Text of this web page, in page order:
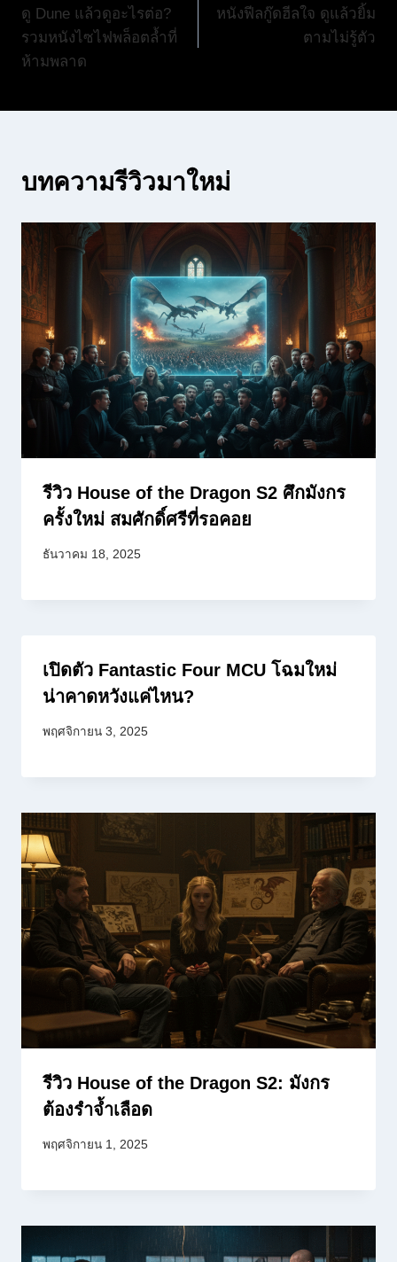
เรื่อง
ดู Dune แล้วดูอะไรต่อ?
รวมหนังไซไฟพล็อตล้ำที่
ห้ามพลาด
หนังฟีลกู๊ดฮีลใจ ดูแล้วยิ้ม
ตามไม่รู้ตัว
บทความรีวิวมาใหม่
รีวิว House of the Dragon S2 ศึกมังกร
ครั้งใหม่ สมศักดิ์ศรีที่รอคอย
ธันวาคม 18, 2025
เปิดตัว Fantastic Four MCU โฉมใหม่
น่าคาดหวังแค่ไหน?
พฤศจิกายน 3, 2025
รีวิว House of the Dragon S2: มังกร
ต้องรำจ้ำเลือด
พฤศจิกายน 1, 2025